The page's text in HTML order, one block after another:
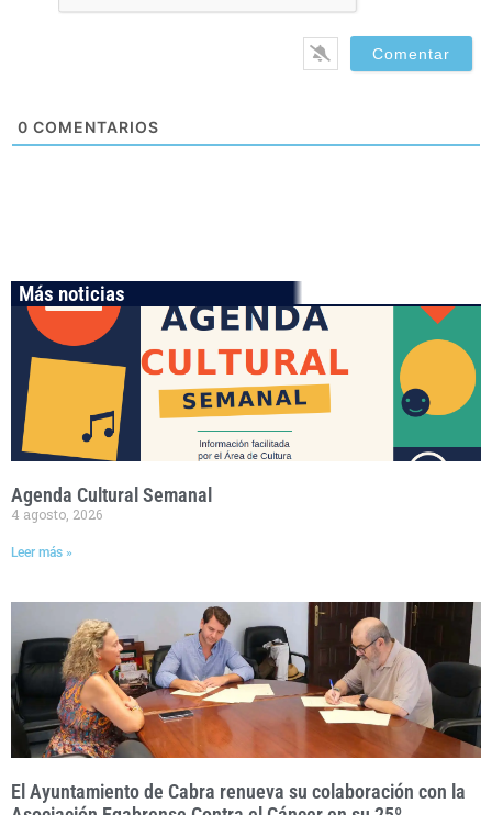
0 COMENTARIOS
Más noticias
Agenda Cultural Semanal
4 agosto, 2026
Leer más »
El Ayuntamiento de Cabra renueva su colaboración con la